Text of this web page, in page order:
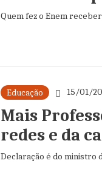
Quem fez o Enem
Educação 15/01/
Mais
redes e da
Declaração é do ministro